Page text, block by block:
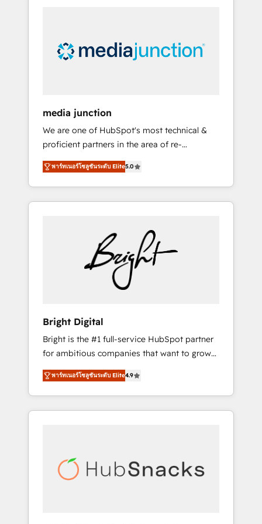
bundle services. Connect with us today!
media junction
We are one of HubSpot's most technical &
proficient partners in the area of re-
platforming, website design & development.
We specialize in multi-hub implementations
for mid-market & enterprise companies. We
are woman-owned, powered by coffee, and
Impact Award 🏆2022 Technical Expertise
Impact Award 🏆2022 Platform Migration
Excellence Impact Award 🏆2020 Elite
Solutions Partner 🏆2019 Integrations
Website Design HubSpot Impact Award 🏆
2017 Website Design HubSpot Impact Award
🏆2016 Growth-Driven Design Agency of the
Year 🏆2016 Sales Enablement HubSpot
Impact Award 🏆2015 Growth-Driven Design
Agency of the Year 🏆2015 Became the 5th
Agency to reach Diamond 🏆2014 HubSpot
Became a HubSpot Partner 📆Founded in
พาร์ทเนอร์โซลูชันระดับ Elite5.0
Bright Digital
Bright is the #1 full-service HubSpot partner
for ambitious companies that want to grow
smarter. From HubSpot onboarding, to
training, from developing a new website to
lead generation and digital marketing; we do
it all (and with great results)! In short, our
modules, integrations - Marketing & sales
solutions: digital marketing, advertising,
พาร์ทเนอร์โซลูชันระดับ Elite4.9